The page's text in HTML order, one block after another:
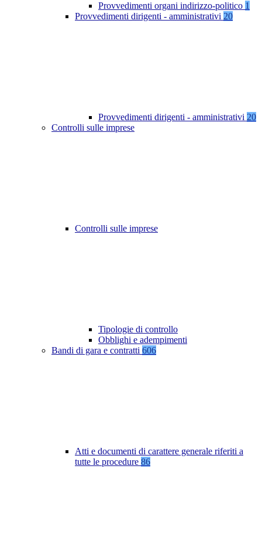
Provvedimenti organi indirizzo-politico 1
Provvedimenti dirigenti - amministrativi 20
Provvedimenti dirigenti - amministrativi 20
Controlli sulle imprese
Controlli sulle imprese
Tipologie di controllo
Obblighi e adempimenti
Bandi di gara e contratti 606
Atti e documenti di carattere generale riferiti a
tutte le procedure 86